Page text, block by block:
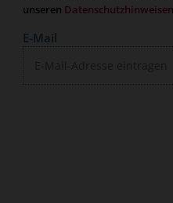
unseren Datenschutzhinweisen
E-Mail